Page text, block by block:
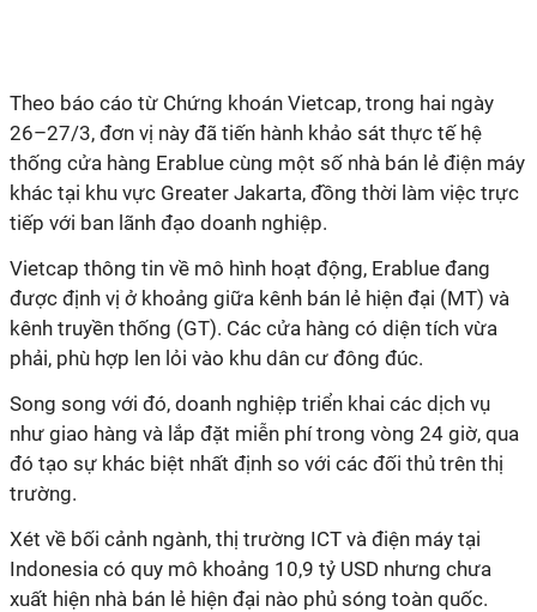
Theo báo cáo từ Chứng khoán Vietcap, trong hai ngày
26–27/3, đơn vị này đã tiến hành khảo sát thực tế hệ
thống cửa hàng Erablue cùng một số nhà bán lẻ điện máy
khác tại khu vực Greater Jakarta, đồng thời làm việc trực
tiếp với ban lãnh đạo doanh nghiệp.
Vietcap thông tin về mô hình hoạt động, Erablue đang
được định vị ở khoảng giữa kênh bán lẻ hiện đại (MT) và
kênh truyền thống (GT). Các cửa hàng có diện tích vừa
phải, phù hợp len lỏi vào khu dân cư đông đúc.
Song song với đó, doanh nghiệp triển khai các dịch vụ
như giao hàng và lắp đặt miễn phí trong vòng 24 giờ, qua
đó tạo sự khác biệt nhất định so với các đối thủ trên thị
trường.
Xét về bối cảnh ngành, thị trường ICT và điện máy tại
Indonesia có quy mô khoảng 10,9 tỷ USD nhưng chưa
xuất hiện nhà bán lẻ hiện đại nào phủ sóng toàn quốc.